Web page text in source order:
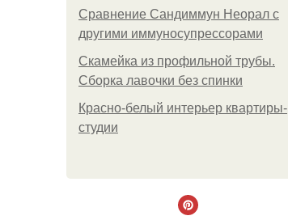
Сравнение Сандиммун Неорал с
другими иммуносупрессорами
Скамейка из профильной трубы.
Сборка лавочки без спинки
Красно-белый интерьер квартиры-
студии